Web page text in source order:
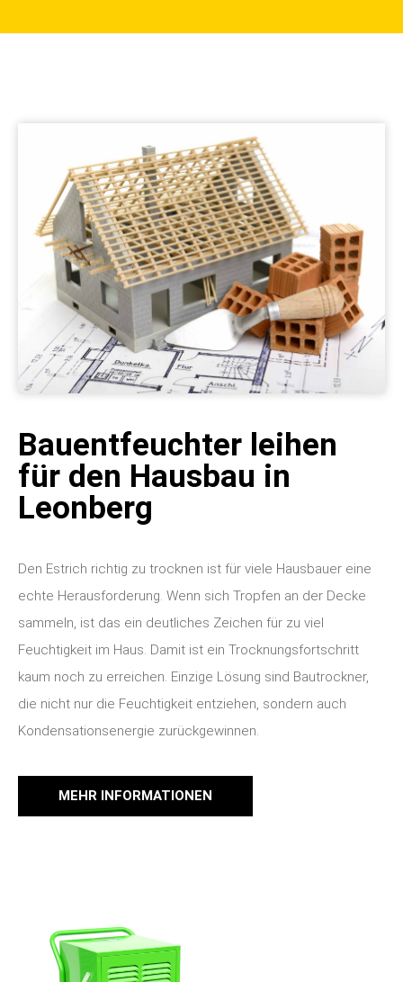
Bauentfeuchter leihen
für den Hausbau in
Leonberg
Den Estrich richtig zu trocknen ist für viele Hausbauer eine
echte Herausforderung. Wenn sich Tropfen an der Decke
sammeln, ist das ein deutliches Zeichen für zu viel
Feuchtigkeit im Haus. Damit ist ein Trocknungsfortschritt
kaum noch zu erreichen. Einzige Lösung sind Bautrockner,
die nicht nur die Feuchtigkeit entziehen, sondern auch
Kondensationsenergie zurückgewinnen.
MEHR INFORMATIONEN